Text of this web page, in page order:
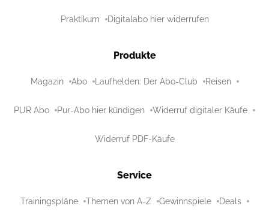
Praktikum Digitalabo hier widerrufen
Produkte
Magazin Abo Laufhelden: Der Abo-Club Reisen
PUR Abo Pur-Abo hier kündigen Widerruf digitaler Käufe
Widerruf PDF-Käufe
Service
Trainingspläne Themen von A-Z Gewinnspiele Deals